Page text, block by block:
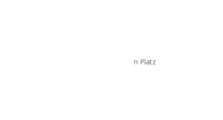
Buche jetzt deinen Platz